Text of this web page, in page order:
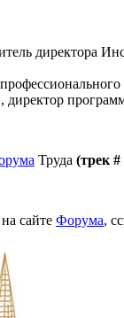
директора
Труда (трек #
сайте Форума,